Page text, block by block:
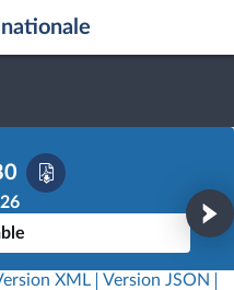
XML
Version JSON